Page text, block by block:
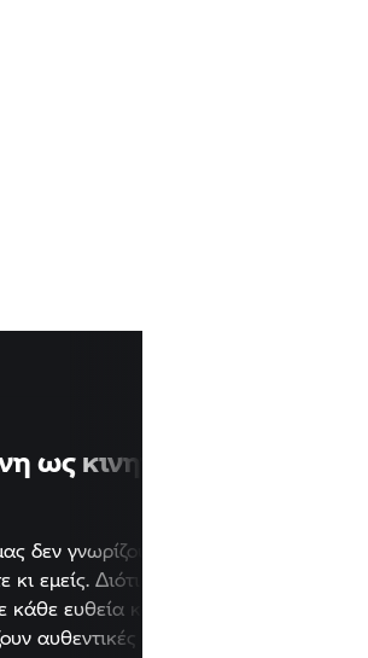
Ενδορφίνη ως κινητήρια
Τα Roadster μας δεν γνωρίζουν από
ηρεμίας – ούτε κι εμείς. Διότι το
πολύ καλά: Σε κάθε ευθεία και σε κάθε
στροφή χαρίζουν αυθεντικές στιγμές